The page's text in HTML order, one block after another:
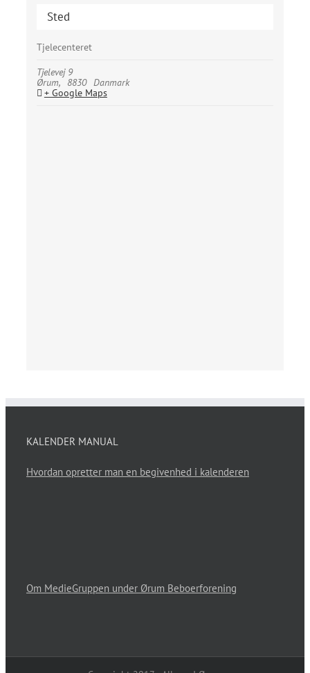
Sted
Tjelecenteret
Tjelevej 9
Ørum, 8830 Danmark
+ Google Maps
KALENDER MANUAL
Hvordan opretter man en begivenhed i kalenderen
Om MedieGruppen under Ørum Beboerforening